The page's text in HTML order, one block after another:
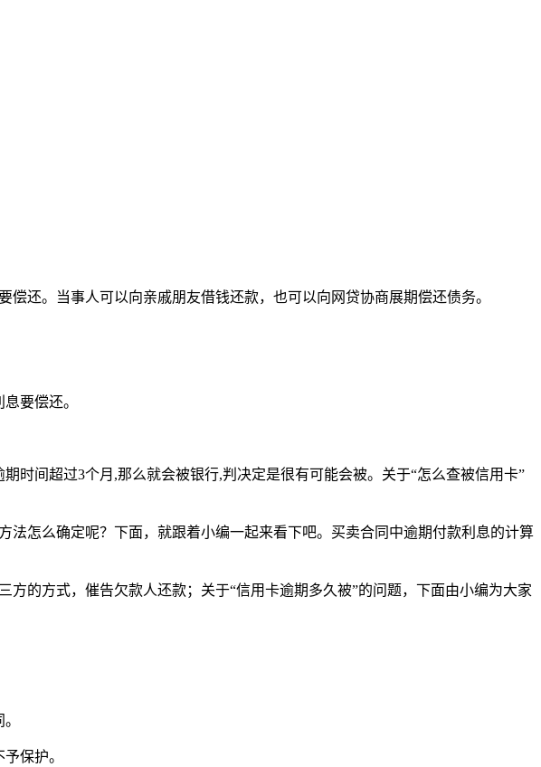
还。当事人可以向亲戚朋友借钱还款，也可以向网贷协商展期偿还债务。
要偿还。
时间超过3个月,那么就会被银行,判决定是很有可能会被。关于“怎么查被信用卡”
怎么确定呢？下面，就跟着小编一起来看下吧。买卖合同中逾期付款利息的计算
的方式，催告欠款人还款；关于“信用卡逾期多久被”的问题，下面由小编为大家
保护。